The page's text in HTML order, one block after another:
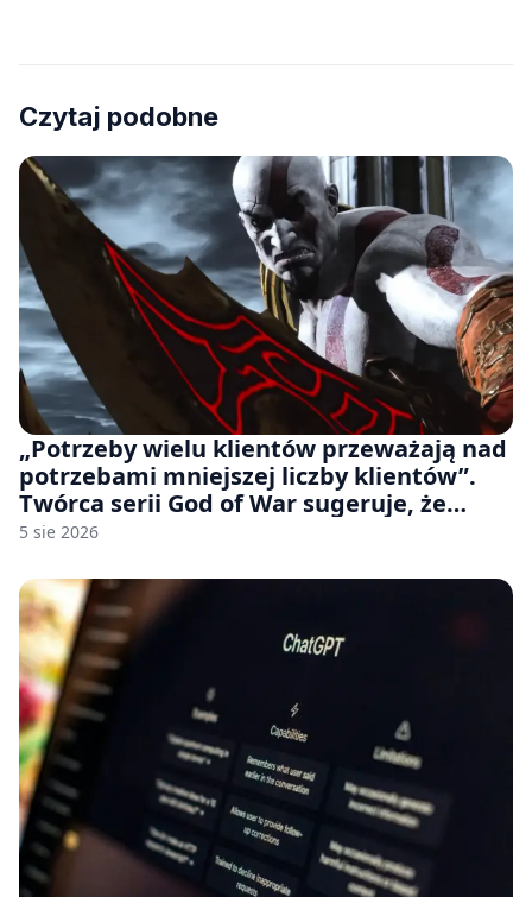
Czytaj podobne
„Potrzeby wielu klientów przeważają nad
potrzebami mniejszej liczby klientów”.
Twórca serii God of War sugeruje, że
rozumie, dlaczego Sony rezygnuje z gier
5 sie 2026